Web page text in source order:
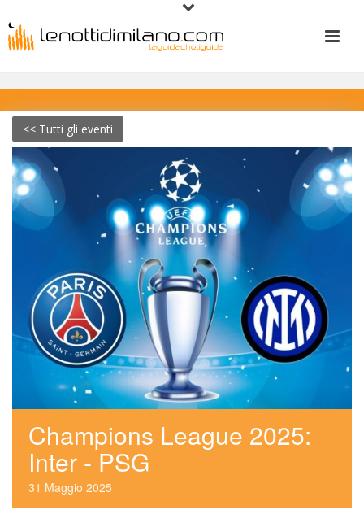
<< Tutti gli eventi
Champions League 2025:
Inter - PSG
31 Maggio 2025